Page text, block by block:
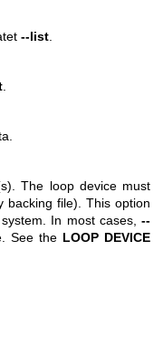
--list.
The loop device must
backing file). This option
In most cases, --
See the LOOP DEVICE